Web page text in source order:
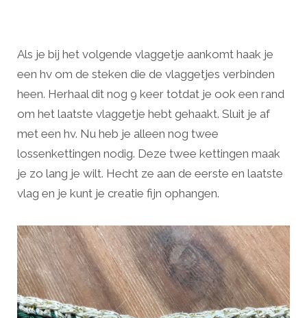
Als je bij het volgende vlaggetje aankomt haak je
een hv om de steken die de vlaggetjes verbinden
heen. Herhaal dit nog 9 keer totdat je ook een rand
om het laatste vlaggetje hebt gehaakt. Sluit je af
met een hv. Nu heb je alleen nog twee
lossenkettingen nodig. Deze twee kettingen maak
je zo lang je wilt. Hecht ze aan de eerste en laatste
vlag en je kunt je creatie fijn ophangen.